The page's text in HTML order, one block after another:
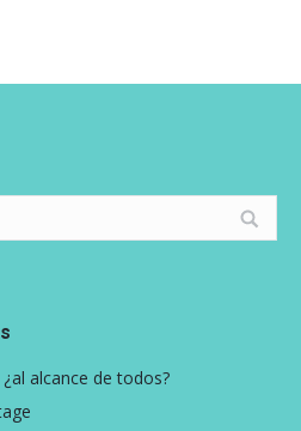
alcance de todos?